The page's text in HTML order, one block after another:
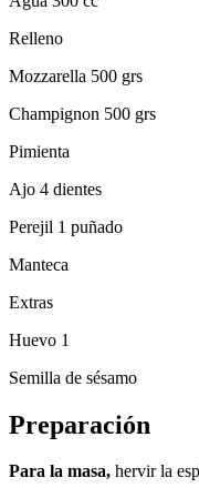
Relleno
Mozzarella 500 grs
Champignon 500 grs
Pimienta
Ajo 4 dientes
Perejil 1 puñado
Manteca
Extras
Huevo 1
Semilla de sésamo
Preparación
Para la masa, hervir la